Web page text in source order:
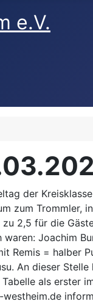
e.V.
der
zum Trommler,
zu 2,5 für die
waren: Joachim
Remis = halber
An dieser Stelle
als erster